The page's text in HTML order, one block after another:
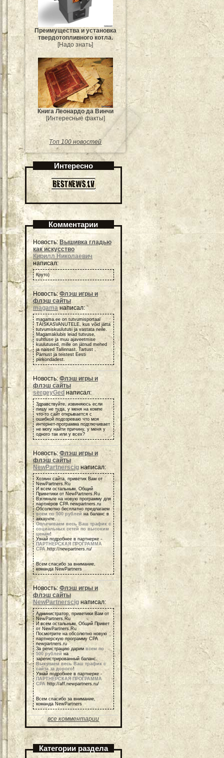
Преимущества и установка
твердотопливного котла.
[Надо знать]
Книга Леонардо да Винчи
[Интересные факты]
Топ 100 новостей
Интересно
Комментарии
Новость: Вышивка гладью
как искусство
Кирилл Николаевич
написал:
Круто)
Новость:Флэш игры и
флэш сайты
magama написал:
magama.ee on tutvumisportaal
TÄISKASVANUTELE, kus võid jätta
tutvumiskuulutusi ja vastata neile.
Magamaklubis leiad tutvuse,
suhtluse ja muu ajaveetmise
kuulutused, mille on jätnud mehed
ja naised Tallinnast, Tartust ,
Pärnust ja teistest Eesti
piirkondadest.
Новость: Флэш игры и
флэш сайты
sergeyGed написал:
Здравствуйте, извиняюсь если
пишу не туда, у меня на компе
что-то сайт открывается с
ошибкой подозреваю что моя
интернет-программа подглючивает
не могу найти причину, у меня у
одного так или у всех?
Новость: Флэш игры и
флэш сайты
NewPartnerscig написал:
Хозяин сайта, приветик Вам от
NewPartners.Ru
И всем остальным, Общий
Приветики от NewPartners.Ru
Взгляньте на новую программу для
партнеров СРА newpartners.ru
Обсолютно бесплатно предлагаем
всем по 500 рублей на баланс в
аккаунте.
Оплачиваем весь Ваш трафик с
социальных сетей по высоким
ценам!
Узнай подробнее в партнерке -
ПАРТНЕРСКАЯ ПРОГРАММА
СРА http://newpartners.ru/
Всем спасибо за внимание,
команда NewPartners
Новость: Флэш игры и
флэш сайты
NewPartnerscig написал:
Администратор, приветики Вам от
NewPartners.Ru
И всем остальным, Общий Привет
от NewPartners.Ru
Посмотрите на обсолютно новую
партнерскую программу СРА
newpartners.ru
За регистрацию дарим всем по
500 рублей на
зарегистрированный баланс.
Выкупаем весь Ваш трафик с
сайта за дорого!
Узнай подробнее в партнерке -
ПАРТНЕРСКАЯ ПРОГРАММА
СРА http://aff.newpartners.ru/
Всем спасибо за внимание,
команда NewPartners
все комментарии
Категории раздела